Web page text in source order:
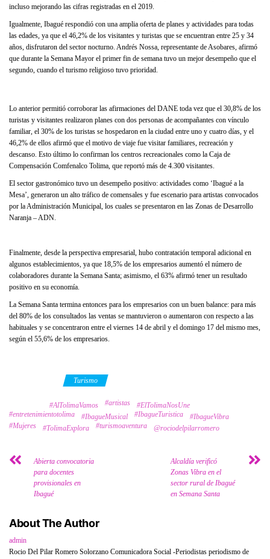
incluso mejorando las cifras registradas en el 2019.
Igualmente, Ibagué respondió con una amplia oferta de planes y actividades para todas
las edades, ya que el 46,2% de los visitantes y turistas que se encuentran entre 25 y 34
años, disfrutaron del sector nocturno. Andrés Nossa, representante de Asobares, afirmó
que durante la Semana Mayor el primer fin de semana tuvo un mejor desempeño que el
segundo, cuando el turismo religioso tuvo prioridad.
Lo anterior permitió corroborar las afirmaciones del DANE toda vez que el 30,8% de los
turistas y visitantes realizaron planes con dos personas de acompañantes con vínculo
familiar, el 30% de los turistas se hospedaron en la ciudad entre uno y cuatro días, y el
46,2% de ellos afirmó que el motivo de viaje fue visitar familiares, recreación y
descanso. Esto último lo confirman los centros recreacionales como la Caja de
Compensación Comfenalco Tolima, que reportó más de 4.300 visitantes.
El sector gastronómico tuvo un desempeño positivo: actividades como ‘Ibagué a la
Mesa’, generaron un alto tráfico de comensales y fue escenario para artistas convocados
por la Administración Municipal, los cuales se presentaron en las Zonas de Desarrollo
Naranja – ADN.
Finalmente, desde la perspectiva empresarial, hubo contratación temporal adicional en
algunos establecimientos, ya que 18,5% de los empresarios aumentó el número de
colaboradores durante la Semana Santa; asimismo, el 63% afirmó tener un resultado
positivo en su economía.
La Semana Santa termina entonces para los empresarios con un buen balance: para más
del 80% de los consultados las ventas se mantuvieron o aumentaron con respecto a las
habituales y se concentraron entre el viernes 14 de abril y el domingo 17 del mismo mes,
según el 55,6% de los empresarios.
Turismo
#AlTolimaVamos #artistas
#ElTolimaNosUne
#entretenimientotolima
#IbagueMusical #IbagueTuristica
#IbagueVibra
#Mujeres
#TolimaExplora #turismoaventura @rociodelpilarromero
Abierta convocatoria
para docentes
provisionales en
Ibagué
Alcaldía verificó
Zonas Vibra en el
sector rural de Ibagué
en Semana Santa
About The Author
admin
Rocio Del Pilar Romero Solorzano Comunicadora Social -Periodistas periodismo de